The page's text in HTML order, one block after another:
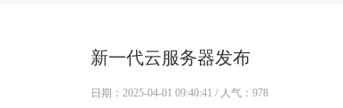
新一代云服务器发布
日期：2025-04-01 09:40:41 / 人气： 978